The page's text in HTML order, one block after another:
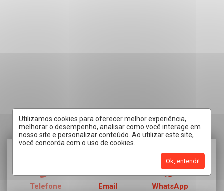
Utilizamos cookies para oferecer melhor experiência,
melhorar o desempenho, analisar como você interage em
nosso site e personalizar conteúdo. Ao utilizar este site,
você concorda com o uso de cookies.
Ok, entendi!
RECEBER CONTATO POR:
Telefone Email WhatsApp